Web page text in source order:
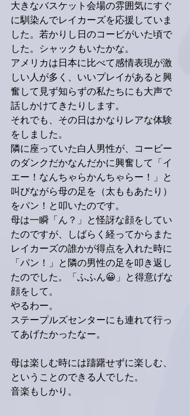
大きなバスケット会場の雰囲気にすぐ
に馴染んでレイカーズを応援していま
した。若かりし日のコービがいた頃で
した。シャックもいたかな。
アメリカは日本に比べて感情表現が激
しい人が多く、いいプレイがあると興
奮して見ず知らずの私たちにも大声で
話しかけてきたりします。
それでも、その日はかなりレアな体験
をしました。
隣に座っていた白人男性が、コービー
のダンクだかなんだかに興奮して「イ
エー！なんちゃらかんちゃらー！」と
叫びながら母の足を（太ももあたり）
をパン！と叩いたのです。
母は一瞬「ん？」と怪訝な顔をしてい
たのですが、しばらく経ってからまた
レイカーズの誰かが得点を入れた時に
「パン！」と隣の男性の足を叩き返し
たのでした。「ふふん😀」と得意げな
顔をして。
やるわー。
ステープルズセンターにも連れて行っ
てあげたかったなー。
母は楽しむ時には躊躇せずに楽しむ、
ということのできる人でした。
音楽もしかり。